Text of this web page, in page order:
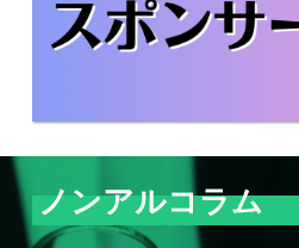
ノンアルコラム